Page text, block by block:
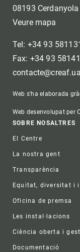
08193
Veure mapa
Tel: +34 93
Fax: +34 93
Web s'ha elaborada
Web desenvolupat per
Footer
SOBRE NOSALTRES
El Centre
La nostra gent
Transparència
Equitat, diversitat i
Oficina de premsa
Les instal·lacions
Ciència oberta i
Documentació